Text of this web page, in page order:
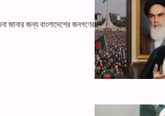
জানার জন্য বাংলাদেশের জনগণের